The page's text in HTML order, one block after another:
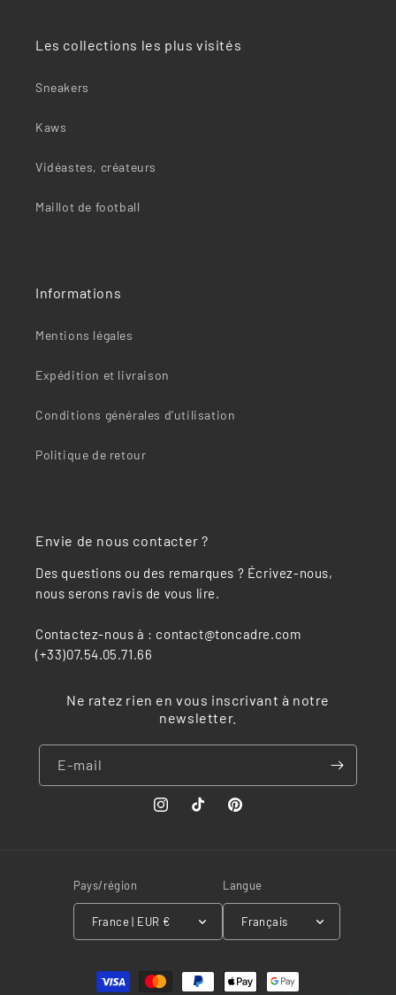
Les collections les plus visités
Sneakers
Kaws
Vidéastes, créateurs
Maillot de football
Informations
Mentions légales
Expédition et livraison
Conditions générales d’utilisation
Politique de retour
Envie de nous contacter ?
Des questions ou des remarques ? Écrivez-nous,
nous serons ravis de vous lire.
Contactez-nous à : contact@toncadre.com
(+33)07.54.05.71.66
Ne ratez rien en vous inscrivant à notre
newsletter.
E-mail
InstagramTikTok Pinterest
Pays/région
France | EUR €
Langue
Français
de